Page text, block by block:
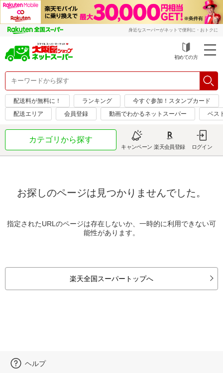
身近なスーパーがネットで便利に・おトクに
初めての方
配送料が無料に！ ランキング
今すぐ参加！スタンプカード
配送エリア
会員登録 動画でわかるネットスーパー ベス
カテゴリから探す
キャンペーン 楽天会員登録 ログイン
お探しのページは見つかりませんでした。
指定されたURLのページは存在しないか、一時的に利用できない可
能性があります。
楽天全国スーパートップへ
ヘルプ